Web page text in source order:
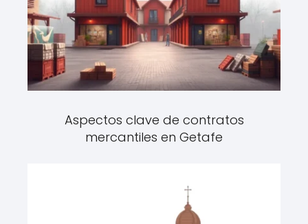
Aspectos clave de contratos
mercantiles en Getafe